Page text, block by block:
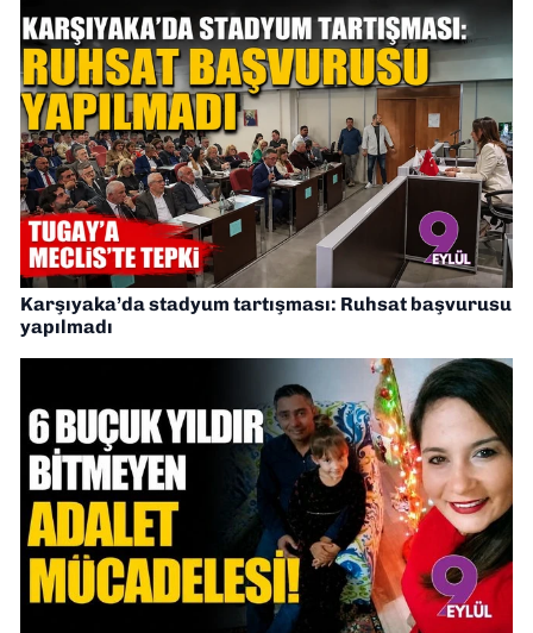
Karşıyaka’da stadyum tartışması: Ruhsat başvurusu
yapılmadı